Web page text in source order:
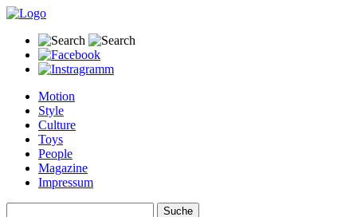
Motion
Style
Culture
Toys
People
Magazine
Impressum